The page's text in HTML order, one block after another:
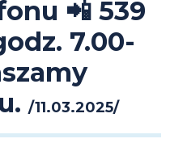
📲 539
7.00-
/11.03.2025/